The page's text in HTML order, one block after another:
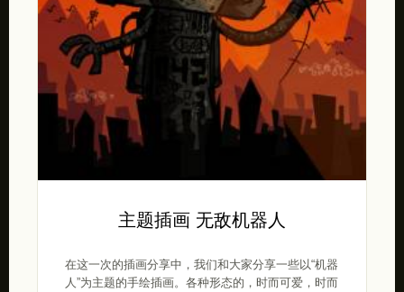
主题插画 无敌机器人
在这一次的插画分享中，我们和大家分享一些以“机器
人”为主题的手绘插画。各种形态的，时而可爱，时而